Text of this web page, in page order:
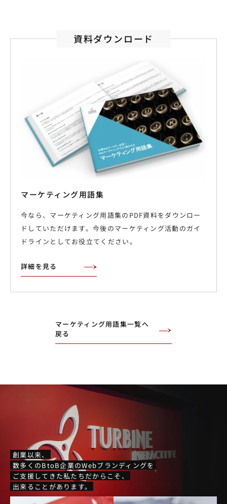
資料ダウンロード
マーケティング用語集
今なら、マーケティング用語集のPDF資料をダウンロー
ドしていただけます。今後のマーケティング活動のガイ
ドラインとしてお役立てください。
詳細を見る
マーケティング用語集一覧へ
戻る
創業以来、
数多くのBtoB企業のWebブランディングを
ご支援してきた私たちだからこそ、
出来ることがあります。